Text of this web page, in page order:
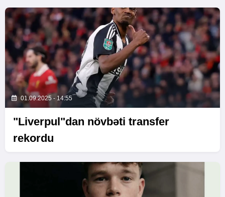
01.09.2025 - 14:55
"Liverpul"dan növbəti transfer
rekordu